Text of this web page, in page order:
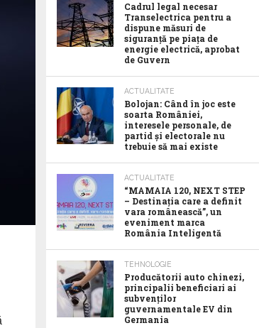
Cadrul legal necesar
Transelectrica pentru a
dispune măsuri de
siguranță pe piața de
energie electrică, aprobat
de Guvern
ACTUALITATE
Bolojan: Când în joc este
soarta României,
interesele personale, de
partid și electorale nu
trebuie să mai existe
ACTUALITATE
“MAMAIA 120, NEXT STEP
– Destinația care a definit
vara românească”, un
eveniment marca
România Inteligentă
TEHNOLOGIE
Producătorii auto chinezi,
principalii beneficiari ai
subvenților
guvernamentale EV din
Germania